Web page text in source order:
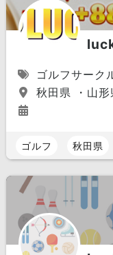
ゴルフサーク
秋田県 ・山形
ゴルフ 秋田県